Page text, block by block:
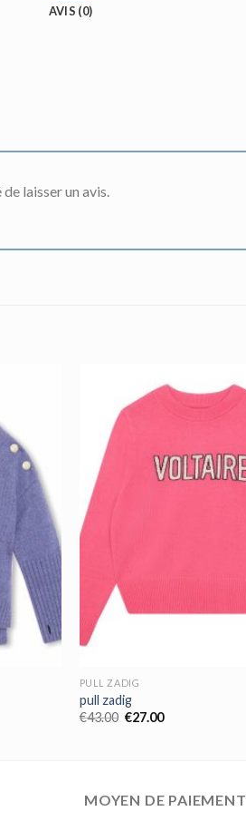
AVIS (0)
laisser un avis.
PULL ZADIG
pull zadig
€43.00 €27.00
MOYEN DE PAIEMENT